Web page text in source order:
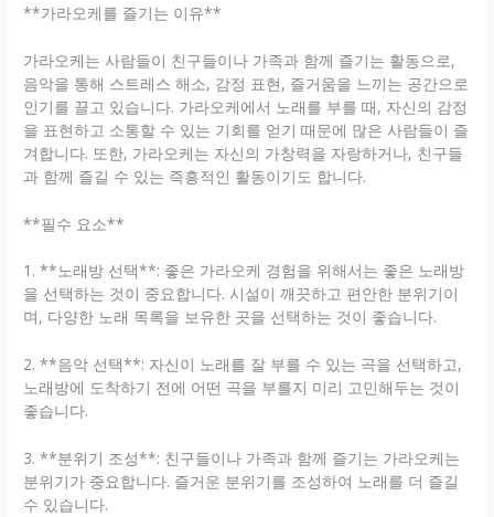
**가라오케를 즐기는 이유**
가라오케는 사람들이 친구들이나 가족과 함께 즐기는 활동으로,
음악을 통해 스트레스 해소, 감정 표현, 즐거움을 느끼는 공간으로
인기를 끌고 있습니다. 가라오케에서 노래를 부를 때, 자신의 감정
을 표현하고 소통할 수 있는 기회를 얻기 때문에 많은 사람들이 즐
겨합니다. 또한, 가라오케는 자신의 가창력을 자랑하거나, 친구들
과 함께 즐길 수 있는 즉흥적인 활동이기도 합니다.
**필수 요소**
1. **노래방 선택**: 좋은 가라오케 경험을 위해서는 좋은 노래방
을 선택하는 것이 중요합니다. 시설이 깨끗하고 편안한 분위기이
며, 다양한 노래 목록을 보유한 곳을 선택하는 것이 좋습니다.
2. **음악 선택**: 자신이 노래를 잘 부를 수 있는 곡을 선택하고,
노래방에 도착하기 전에 어떤 곡을 부를지 미리 고민해두는 것이
좋습니다.
3. **분위기 조성**: 친구들이나 가족과 함께 즐기는 가라오케는
분위기가 중요합니다. 즐거운 분위기를 조성하여 노래를 더 즐길
수 있습니다.